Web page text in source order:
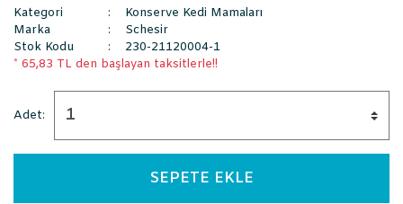
Kategori
Konserve Kedi Mamaları
Marka
Schesir
Stok Kodu
230-21120004-1
* 65,83 TL den başlayan taksitlerle!!
Adet:
SEPETE EKLE